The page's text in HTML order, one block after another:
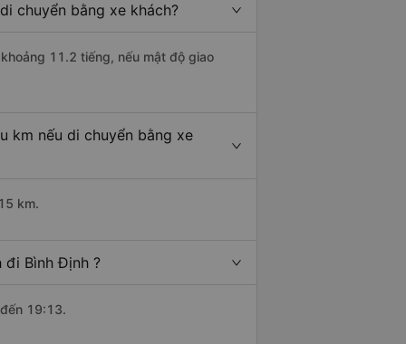
chuyển bằng xe khách?
11.2 tiếng, nếu mật độ giao
km nếu di chuyển bằng xe
km.
đi Bình Định ?
19:13.